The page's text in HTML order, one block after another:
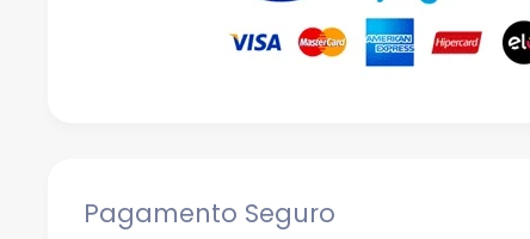
Pagamento Seguro